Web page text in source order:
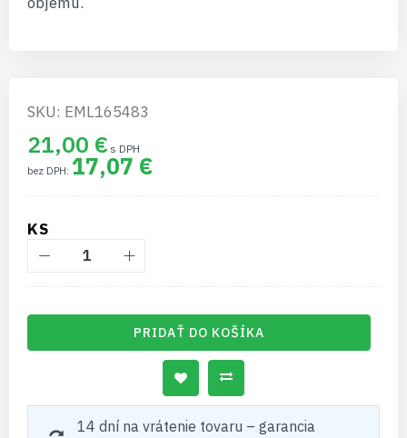
SKU: EML165483
21,00 €
17,07 €
KS
PRIDAŤ DO KOŠÍKA
14 dní na vrátenie tovaru – garancia